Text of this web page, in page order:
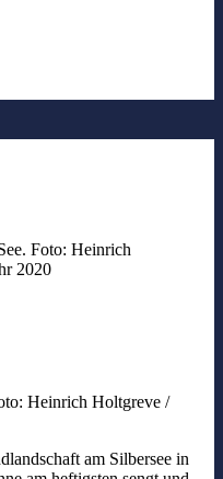
Foto: Heinrich
2020
Heinrich Holtgreve /
am Silbersee in